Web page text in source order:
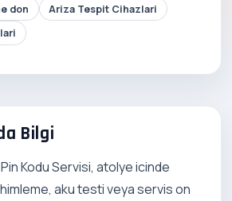
don
Ariza Tespit Cihazlari
Bilgi
Kodu Servisi, atolye icinde
aku testi veya servis on